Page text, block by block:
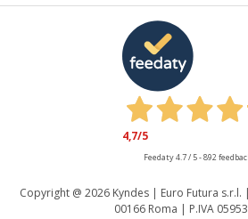
Copyright @ 2026 Kyndes | Euro Futura
00166 Roma | P.IVA
4,7/5
Feedaty4.7/ 5-892